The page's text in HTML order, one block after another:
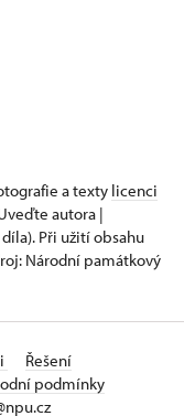
a texty licenci
autora |
Při užití obsahu
Národní památkový
Řešení
podmínky